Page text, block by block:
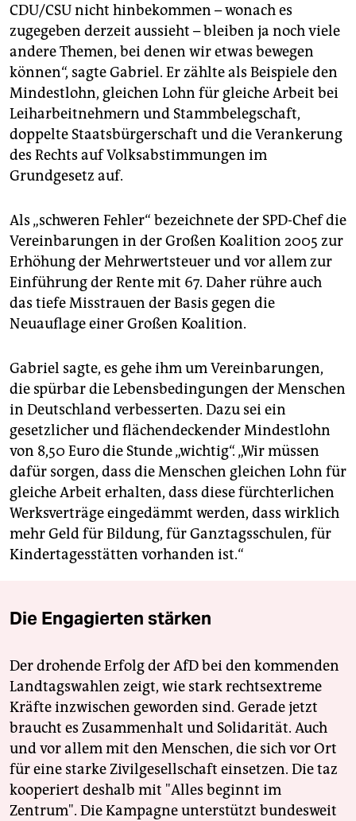
CDU/CSU nicht hinbekommen – wonach es
zugegeben derzeit aussieht – bleiben ja noch viele
andere Themen, bei denen wir etwas bewegen
können“, sagte Gabriel. Er zählte als Beispiele den
Mindestlohn, gleichen Lohn für gleiche Arbeit bei
Leiharbeitnehmern und Stammbelegschaft,
doppelte Staatsbürgerschaft und die Verankerung
des Rechts auf Volksabstimmungen im
Grundgesetz auf.
Als „schweren Fehler“ bezeichnete der SPD-Chef die
Vereinbarungen in der Großen Koalition 2005 zur
Erhöhung der Mehrwertsteuer und vor allem zur
Einführung der Rente mit 67. Daher rühre auch
das tiefe Misstrauen der Basis gegen die
Neuauflage einer Großen Koalition.
Gabriel sagte, es gehe ihm um Vereinbarungen,
die spürbar die Lebensbedingungen der Menschen
in Deutschland verbesserten. Dazu sei ein
gesetzlicher und flächendeckender Mindestlohn
von 8,50 Euro die Stunde „wichtig“. „Wir müssen
dafür sorgen, dass die Menschen gleichen Lohn für
gleiche Arbeit erhalten, dass diese fürchterlichen
Werksverträge eingedämmt werden, dass wirklich
mehr Geld für Bildung, für Ganztagsschulen, für
Kindertagesstätten vorhanden ist.“
Die Engagierten stärken
Der drohende Erfolg der AfD bei den kommenden
Landtagswahlen zeigt, wie stark rechtsextreme
Kräfte inzwischen geworden sind. Gerade jetzt
braucht es Zusammenhalt und Solidarität. Auch
und vor allem mit den Menschen, die sich vor Ort
für eine starke Zivilgesellschaft einsetzen. Die taz
kooperiert deshalb mit "Alles beginnt im
Zentrum". Die Kampagne unterstützt bundesweit